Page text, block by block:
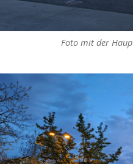
Foto mit der